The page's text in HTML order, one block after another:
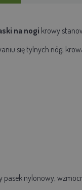
na nogi krowy
się tylnych nóg,
pasek nylonowy,